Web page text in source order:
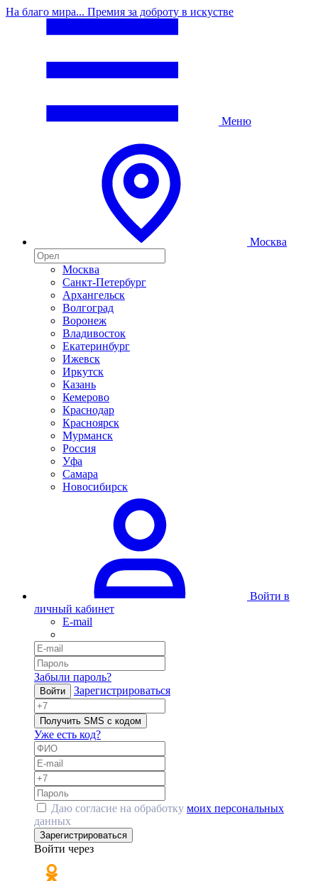
На благо мира... Премия за доброту в искустве
Меню
Москва
Москва
Санкт-Петербург
Архангельск
Волгоград
Воронеж
Владивосток
Екатеринбург
Ижевск
Иркутск
Казань
Кемерово
Краснодар
Красноярск
Мурманск
Россия
Уфа
Самара
Новосибирск
Войти в
личный кабинет
E-mail
Забыли пароль?
Войти Зарегистрироваться
Получить SMS с кодом
Уже есть код?
Даю согласие на обработку моих персональных
данных
Зарегистрироваться
Войти через